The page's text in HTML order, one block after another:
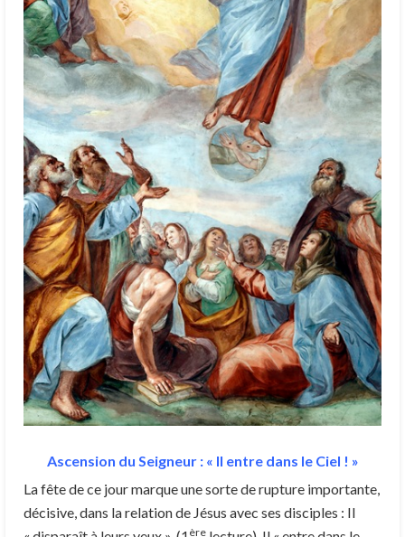
Ascension du Seigneur : « Il entre dans le Ciel ! »
La fête de ce jour marque une sorte de rupture importante,
décisive, dans la relation de Jésus avec ses disciples : Il
ère